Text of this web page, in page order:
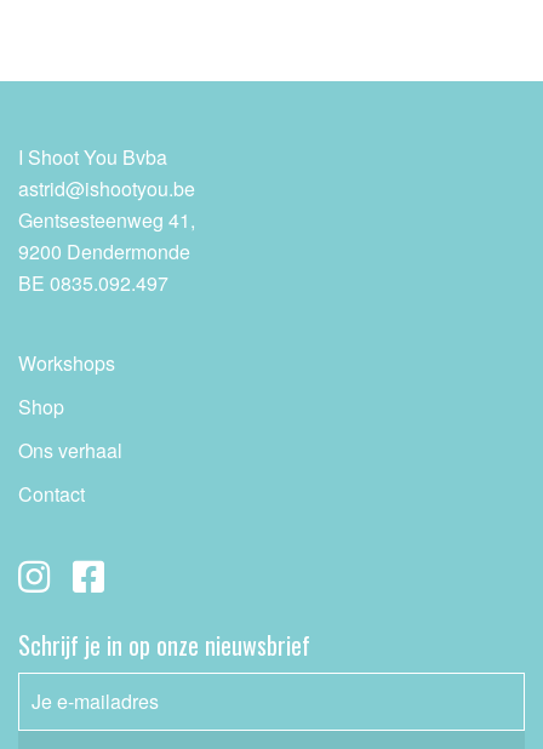
I Shoot You Bvba
astrid@ishootyou.be
Gentsesteenweg 41,
9200 Dendermonde
BE 0835.092.497
Workshops
Shop
Ons verhaal
Contact
Schrijf je in op onze nieuwsbrief